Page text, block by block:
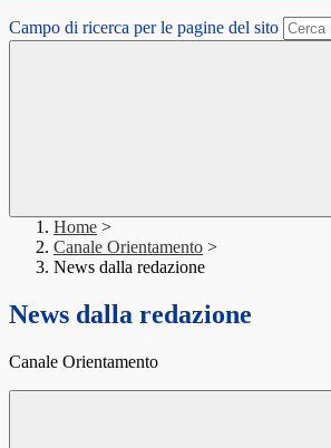
Campo di ricerca per le pagine del sito
Home >
Canale Orientamento >
News dalla redazione
News dalla redazione
Canale Orientamento